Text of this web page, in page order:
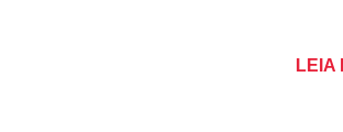
parte dos designers na concepção da
LEIA